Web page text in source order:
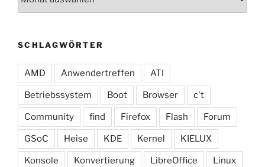
SCHLAGWÖRTER
AMD Anwendertreffen ATI
Betriebssystem Boot Browser c't
Community find Firefox Flash Forum
GSoC Heise KDE Kernel KIELUX
Konsole Konvertierung LibreOffice Linux